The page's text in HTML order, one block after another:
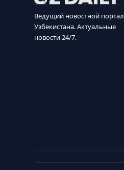
Ведущий новостной портал
Узбекистана. Актуальные
новости 24/7.